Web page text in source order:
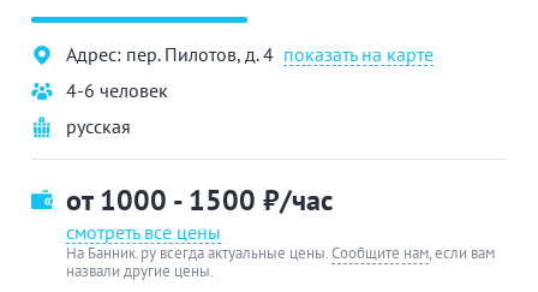
Адрес: пер. Пилотов, д. 4 показать на карте
4-6 человек
русская
от 1000 - 1500 ₽/час
смотреть все цены
На Банник.ру всегда актуальные цены.Сообщите нам, если вам
назвали другие цены.